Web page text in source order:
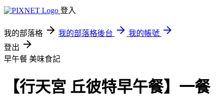
登入
我的部落格 我的部落格後台
我的帳號
登出
早午餐 美味食記
【行天宮 丘彼特早午餐】一餐